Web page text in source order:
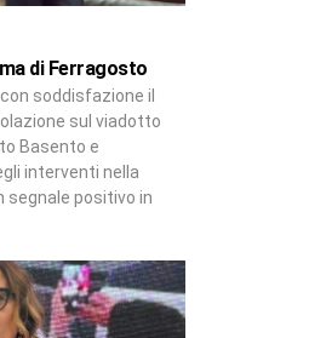
di Ferragosto
soddisfazione il
sul viadotto
Basento e
interventi nella
segnale positivo in